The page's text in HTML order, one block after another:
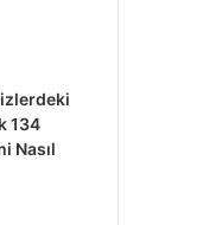
134
Nasıl